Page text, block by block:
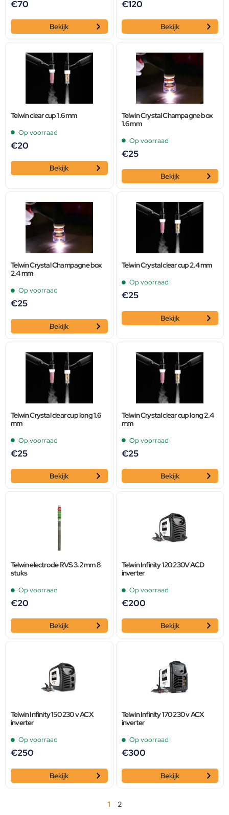
€70
Bekijk
€120
Bekijk
Telwin clear cup 1.6 mm
Op voorraad
€20
Bekijk
Telwin Crystal Champagne box
1.6 mm
Op voorraad
€25
Bekijk
Telwin Crystal Champagne box
2.4 mm
Op voorraad
€25
Bekijk
Telwin Crystal clear cup 2.4 mm
Op voorraad
€25
Bekijk
Telwin Crystal clear cup long 1.6
mm
Op voorraad
€25
Bekijk
Telwin Crystal clear cup long 2.4
mm
Op voorraad
€25
Bekijk
Telwin electrode RVS 3.2 mm 8
stuks
Op voorraad
€20
Bekijk
Telwin Infinity 120 230V ACD
inverter
Op voorraad
€200
Bekijk
Telwin Infinity 150 230 v ACX
inverter
Op voorraad
€250
Bekijk
Telwin Infinity 170 230 v ACX
inverter
Op voorraad
€300
Bekijk
1 2